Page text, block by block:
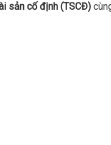
sản cố định (TSCĐ)